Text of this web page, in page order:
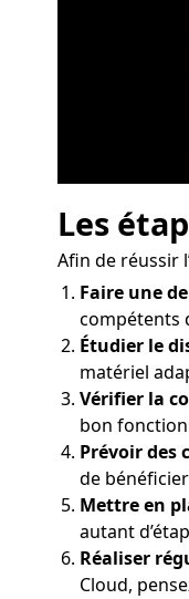
Les
Afin de réussir
Faire une
compétents
Étudier le
matériel
Vérifier la
bon
Prévoir des
de
Mettre en
autant
Réaliser
Cloud,